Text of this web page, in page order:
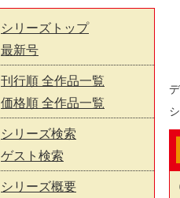
シリーズトップ
最新号
刊行順 全作品一覧
価格順 全作品一覧
シリーズ検索
ゲスト検索
シリーズ概要